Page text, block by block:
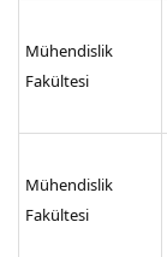
Mühendislik
Fakültesi
Mühendislik
Fakültesi